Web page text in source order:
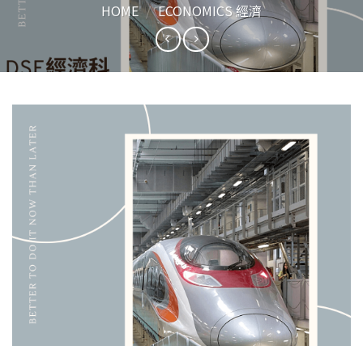
HOME / ECONOMICS 經濟